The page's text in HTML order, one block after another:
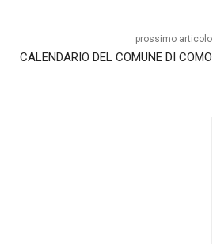
prossimo articolo
CALENDARIO DEL COMUNE DI COMO